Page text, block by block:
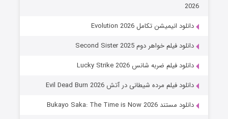
جادوگری در مغولستان
2026
دانلود انیمیشن تکامل Evolution 2026
دانلود فیلم خواهر دوم Second Sister 2025
دانلود فیلم ضربه شانس Lucky Strike 2026
دانلود فیلم مرده شیطانی در آتش Evil Dead Burn 2026
دانلود مستند Bukayo Saka: The Time is Now 2026